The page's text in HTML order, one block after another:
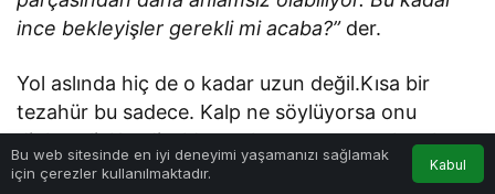
ince bekleyişler gerekli mi acaba?”der.
Yol aslında hiç de o kadar uzun değil.Kısa bir
tezahür bu sadece. Kalp ne söylüyorsa onu
dinlemeli. Kendi yıldız tozlarımızı serperek yola
çıkmalıyız.
Bu web sitesinde en iyi deneyimi yaşamanızı sağlamak
için çerezler kullanılmaktadır.
Kabul